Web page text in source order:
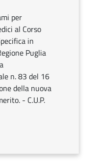
per
al Corso
in
Puglia
n. 83 del 16
della nuova
- C.U.P.